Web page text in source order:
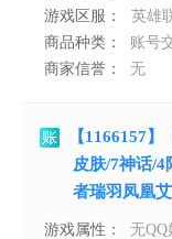
游戏区服：
英雄
商品种类：
账号
商家信誉：
无
【1166157
皮肤/7神话/4
者瑞羽凤凰
游戏属性：
无